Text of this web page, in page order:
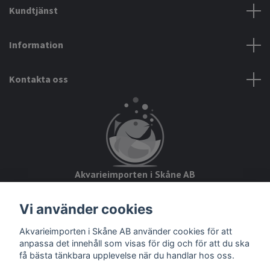
Kundtjänst
Information
Kontakta oss
Akvarieimporten i Skåne AB
28234 Tyringe
Org.nr: 559093-8832
Vi använder cookies
Akvarieimporten i Skåne AB använder cookies för att
anpassa det innehåll som visas för dig och för att du ska
få bästa tänkbara upplevelse när du handlar hos oss.